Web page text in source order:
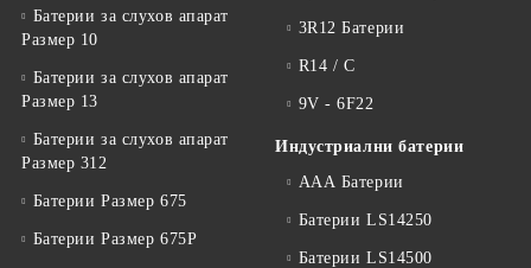
Батерии за слухов апарат
Размер 10
Батерии за слухов апарат
Размер 13
Батерии за слухов апарат
Размер 312
Батерии Размер 675
Батерии Размер 675P
3R12 Батерии
R14 / C
9V - 6F22
Индустриални батерии
ААА Батерии
Батерии LS14250
Батерии LS14500